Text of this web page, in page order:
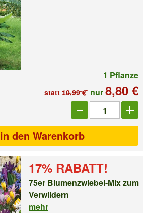
1 Pflanze
statt 10,99 € nur8,80 €
Anzahl_1004560
in den Warenkorb
17% RABATT!
75er Blumenzwiebel-Mix zum
Verwildern
mehr